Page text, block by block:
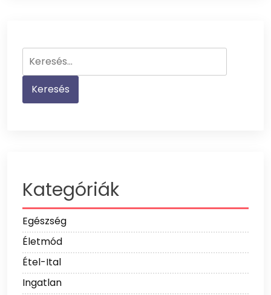
Keresés:
Kategóriák
Egészség
Életmód
Étel-Ital
Ingatlan